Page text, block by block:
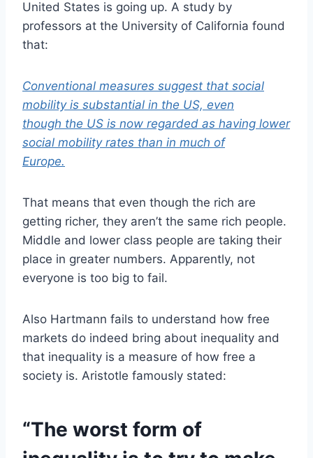
United States is going up. A study by
professors at the University of California found
that:
Conventional measures suggest that social
mobility is substantial in the US, even
though the US is now regarded as having lower
social mobility rates than in much of
Europe.
That means that even though the rich are
getting richer, they aren’t the same rich people.
Middle and lower class people are taking their
place in greater numbers. Apparently, not
everyone is too big to fail.
Also Hartmann fails to understand how free
markets do indeed bring about inequality and
that inequality is a measure of how free a
society is. Aristotle famously stated:
“The worst form of